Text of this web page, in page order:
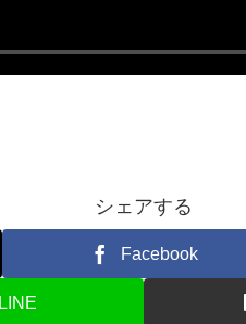
シェアする
Facebook
LINE